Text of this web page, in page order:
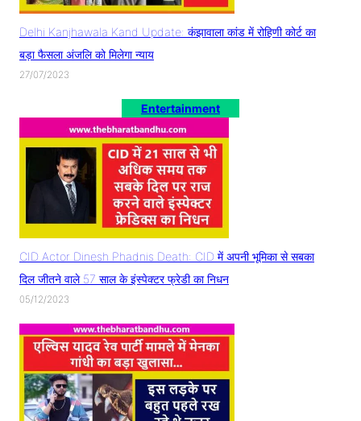
Delhi Kanjhawala Kand Update: कंझावाला कांड में रोहिणी कोर्ट का
बड़ा फैसला अंजलि को मिलेगा न्याय
27/07/2023
Entertainment
CID Actor Dinesh Phadnis Death: CID में अपनी भूमिका से सबका
दिल जीतने वाले 57 साल के इंस्पेक्टर फ्रेडी का निधन
05/12/2023